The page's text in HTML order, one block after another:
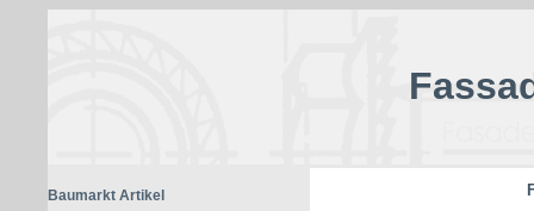
Baumarkt Artikel